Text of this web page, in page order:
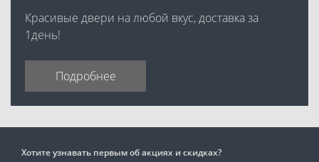
Красивые двери на любой вкус, доставка за
1день!
Подробнее
Хотите узнавать первым об акциях и скидках?